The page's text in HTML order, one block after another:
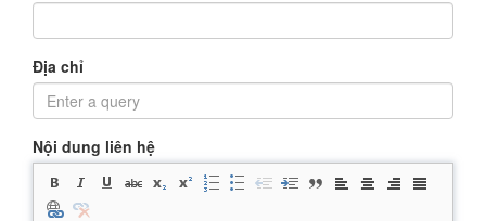
Địa chỉ
Nội dung liên hệ